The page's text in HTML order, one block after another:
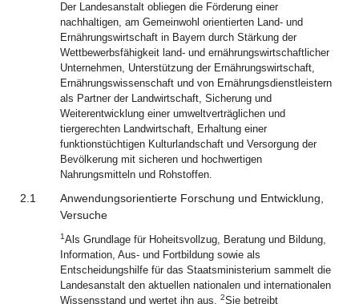
Der Landesanstalt obliegen die Förderung einer
nachhaltigen, am Gemeinwohl orientierten Land- und
Ernährungswirtschaft in Bayern durch Stärkung der
Wettbewerbsfähigkeit land- und ernährungswirtschaftlicher
Unternehmen, Unterstützung der Ernährungswirtschaft,
Ernährungswissenschaft und von Ernährungsdienstleistern
als Partner der Landwirtschaft, Sicherung und
Weiterentwicklung einer umweltverträglichen und
tiergerechten Landwirtschaft, Erhaltung einer
funktionstüchtigen Kulturlandschaft und Versorgung der
Bevölkerung mit sicheren und hochwertigen
Nahrungsmitteln und Rohstoffen.
2.1
Anwendungsorientierte Forschung und Entwicklung,
Versuche
1Als Grundlage für Hoheitsvollzug, Beratung und Bildung,
Information, Aus- und Fortbildung sowie als
Entscheidungshilfe für das Staatsministerium sammelt die
Landesanstalt den aktuellen nationalen und internationalen
Wissensstand und wertet ihn aus. 2Sie betreibt